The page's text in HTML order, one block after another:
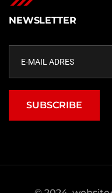
NEWSLETTER
SUBSCRIBE